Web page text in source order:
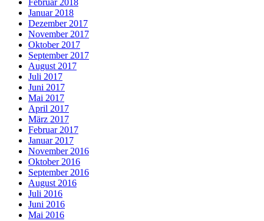
Februar 2018
Januar 2018
Dezember 2017
November 2017
Oktober 2017
September 2017
August 2017
Juli 2017
Juni 2017
Mai 2017
April 2017
März 2017
Februar 2017
Januar 2017
November 2016
Oktober 2016
September 2016
August 2016
Juli 2016
Juni 2016
Mai 2016